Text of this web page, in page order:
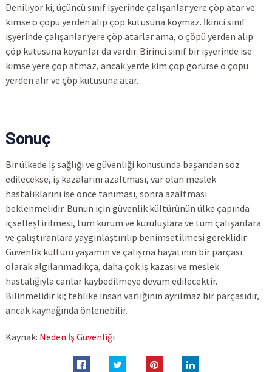
Deniliyor ki, üçüncü sınıf işyerinde çalışanlar yere çöp atar ve
kimse o çöpü yerden alıp çöp kutusuna koymaz. İkinci sınıf
işyerinde çalışanlar yere çöp atarlar ama, o çöpü yerden alıp
çöp kutusuna koyanlar da vardır. Birinci sınıf bir işyerinde ise
kimse yere çöp atmaz, ancak yerde kim çöp görürse o çöpü
yerden alır ve çöp kutusuna atar.
Sonuç
Bir ülkede iş sağlığı ve güvenliği konusunda başarıdan söz
edilecekse, iş kazalarını azaltması, var olan meslek
hastalıklarını ise önce tanıması, sonra azaltması
beklenmelidir. Bunun için güvenlik kültürünün ülke çapında
içselleştirilmesi, tüm kurum ve kuruluşlara ve tüm çalışanlara
ve çalıştıranlara yaygınlaştırılıp benimsetilmesi gereklidir.
Güvenlik kültürü yaşamın ve çalışma hayatının bir parçası
olarak algılanmadıkça, daha çok iş kazası ve meslek
hastalığıyla canlar kaybedilmeye devam edilecektir.
Bilinmelidir ki; tehlike insan varlığının ayrılmaz bir parçasıdır,
ancak kaynağında önlenebilir.
Kaynak: Neden İş Güvenliği